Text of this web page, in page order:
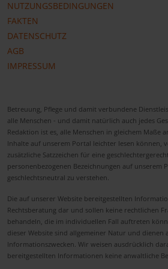
NUTZUNGSBEDINGUNGEN
FAKTEN
DATENSCHUTZ
AGB
IMPRESSUM
Betreuung, Pflege und damit verbundene
alle Menschen - und damit natürlich auch jedes
Redaktion ist es, alle Menschen in gleichem Maße
Inhalte auf unserem Portal leichter lesen können,
zusätzliche Satzzeichen für eine
personenbezogenen Bezeichnungen auf unserem
geschlechtsneutral zu verstehen.
Die auf unserer Website bereitgestellten
Rechtsberatung dar und sollen keine rechtlichen
behandeln, die im individuellen Fall auftreten
dieser Website sind allgemeiner Natur und dienen
Informationszwecken. Wir weisen ausdrücklich
bereitgestellten Informationen keine anwaltliche